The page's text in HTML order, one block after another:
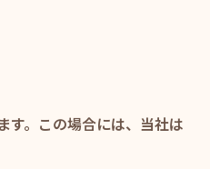
す。この場合には、当社は